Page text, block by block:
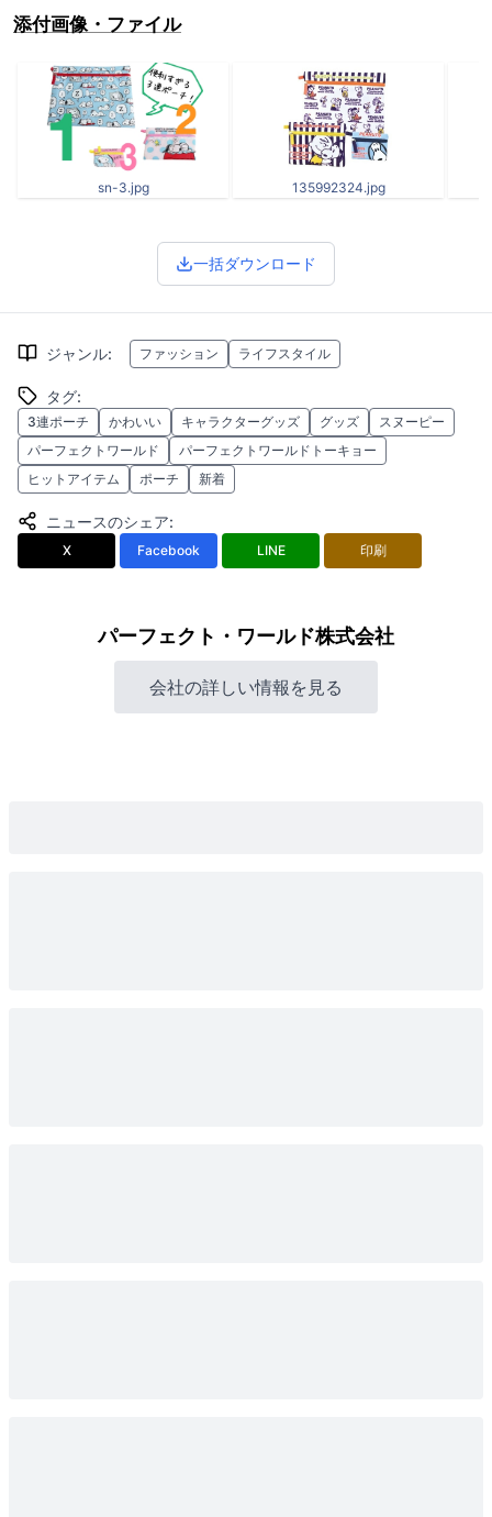
添付画像・ファイル
sn-3.jpg 135992324.jpg
一括ダウンロード
ジャンル: ファッション ライフスタイル
タグ:
3連ポーチ かわいい キャラクターグッズ グッズ
スヌーピー
パーフェクトワールド
パーフェクトワールドトーキョー
ヒットアイテム
ポーチ 新着
ニュースのシェア:
X Facebook LINE 印刷
パーフェクト・ワールド株式会社
会社の詳しい情報を見る